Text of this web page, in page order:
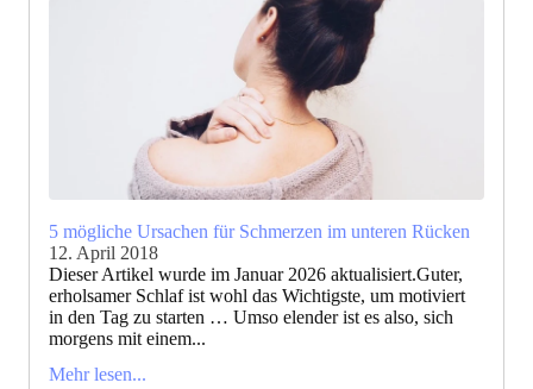
5 mögliche Ursachen für Schmerzen im unteren Rücken
12. April 2018
Dieser Artikel wurde im Januar 2026 aktualisiert.Guter,
erholsamer Schlaf ist wohl das Wichtigste, um motiviert
in den Tag zu starten … Umso elender ist es also, sich
morgens mit einem...
Mehr lesen...